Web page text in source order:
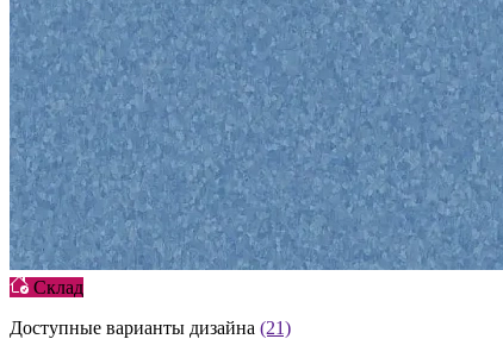
Склад
Доступные варианты дизайна (21)